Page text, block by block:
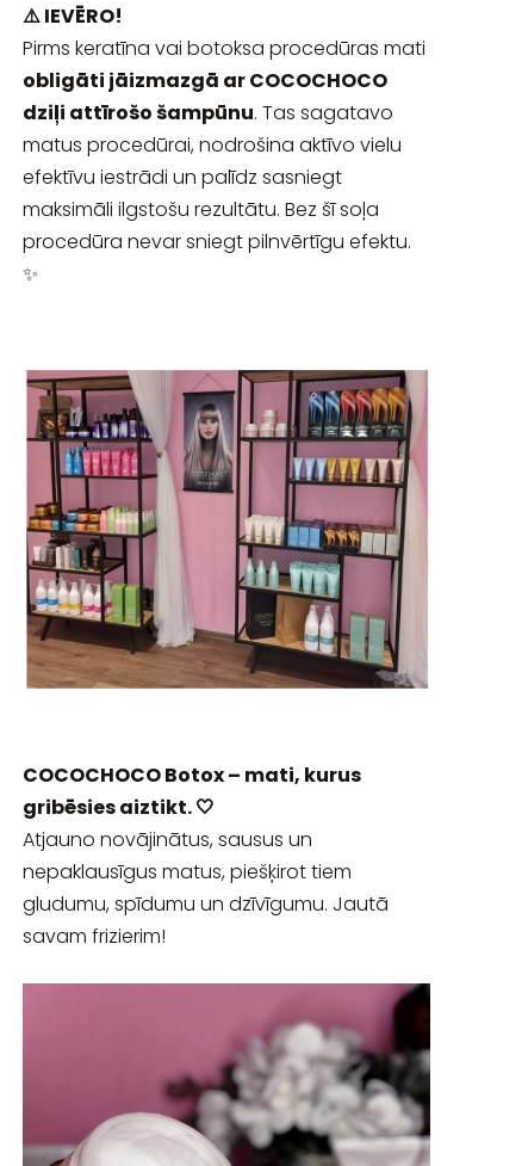
⚠️ IEVĒRO!
Pirms keratīna vai botoksa procedūras mati
obligāti jāizmazgā ar COCOCHOCO
dziļi attīrošo šampūnu. Tas sagatavo
matus procedūrai, nodrošina aktīvo vielu
efektīvu iestrādi un palīdz sasniegt
maksimāli ilgstošu rezultātu. Bez šī soļa
procedūra nevar sniegt pilnvērtīgu efektu.
✨
COCOCHOCO Botox – mati, kurus
gribēsies aiztikt. 🤍
Atjauno novājinātus, sausus un
nepaklausīgus matus, piešķirot tiem
gludumu, spīdumu un dzīvīgumu. Jautā
savam frizierim!